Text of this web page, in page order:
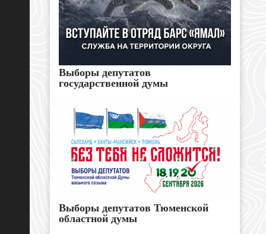
Выборы депутатов
государственной думы
Выборы депутатов Тюменской
областной думы